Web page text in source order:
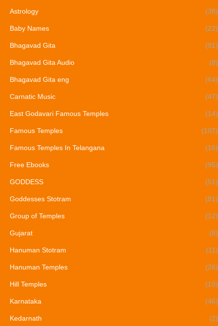
Astrology (38)
Baby Names (22)
Bhagavad Gita (91)
Bhagavad Gita Audio (8)
Bhagavad Gita eng (64)
Carnatic Music (47)
East Godavari Famous Temples (14)
Famous Temples (107)
Famous Temples In Telangana (16)
Free Ebooks (95)
GODDESS (51)
Goddesses Stotram (81)
Group of Temples (12)
Gujarat (8)
Hanuman Stotram (11)
Hanuman Temples (26)
Hill Temples (10)
Karnataka (46)
Kedarnath (2)